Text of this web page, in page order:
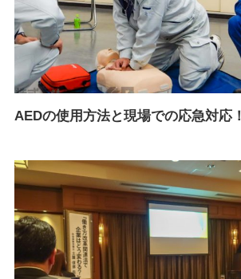
AEDの使用方法と現場での応急対応！